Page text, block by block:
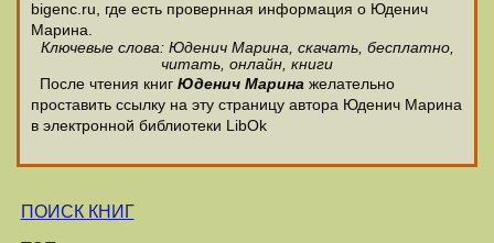
bigenc.ru, где есть провернная информация о Юденич
Марина.
Ключевые слова: Юденич Марина, скачать, бесплатно,
читать, онлайн, книги
После чтения книг Юденич Марина желательно
проставить ссылку на эту страницу автора Юденич Марина
в электронной библиотеки LibOk
ПОИСК КНИГ